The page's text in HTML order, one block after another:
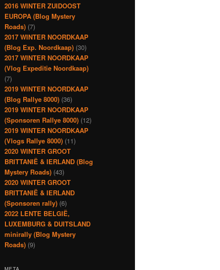
2016 WINTER ZUIDOOST
EUROPA (Blog Mystery
Roads) (7)
2017 WINTER NOORDKAAP
(Blog Exp. Noordkaap) (30)
2017 WINTER NOORDKAAP
(Vlog Expeditie Noordkaap)
(7)
2019 WINTER NOORDKAAP
(Blog Rallye 8000) (36)
2019 WINTER NOORDKAAP
(Sponsoren Rallye 8000) (12)
2019 WINTER NOORDKAAP
(Vlogs Rallye 8000) (11)
2020 WINTER GROOT
BRITTANIË & IERLAND (Blog
Mystery Roads) (43)
2020 WINTER GROOT
BRITTANIË & IERLAND
(Sponsoren rally) (6)
2022 LENTE BELGIË,
LUXEMBURG & DUITSLAND
minirally (Blog Mystery
Roads) (9)